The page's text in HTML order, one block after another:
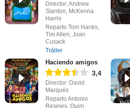
Director: Andrew
Stanton, McKenna
Harris
Reparto Tom Hanks,
Tim Allen, Joan
Cusack
Tráiler
Haciendo amigos
3,4
Director: David
Marqués
Reparto Antonio
Resines, Quim